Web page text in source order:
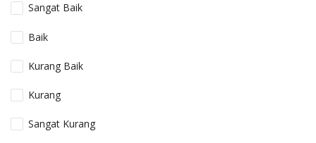
Sangat Baik
Baik
Kurang Baik
Kurang
Sangat Kurang